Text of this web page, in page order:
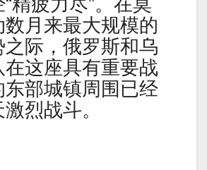
精疲力尽”。在莫
月来最大规模的
际，俄罗斯和乌
在这座具有重要战
东部城镇周围已经
烈战斗。